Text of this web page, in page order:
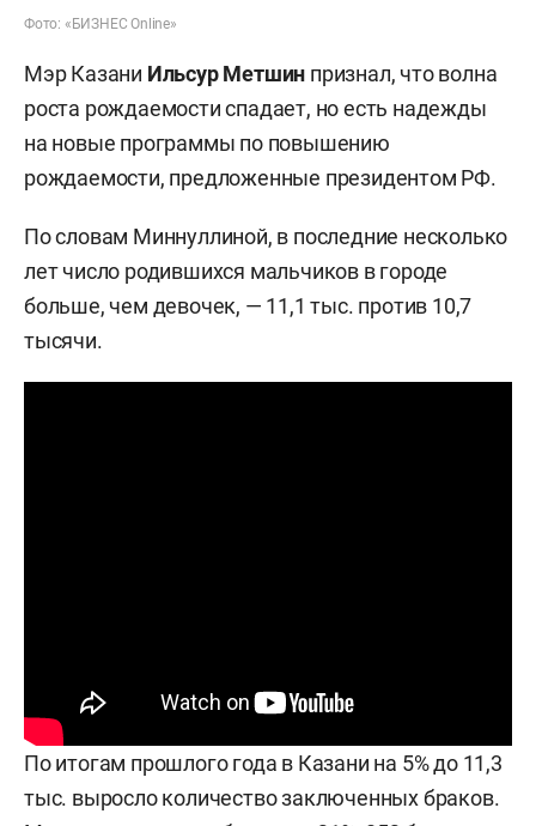
Фото: «БИЗНЕС Online»
Мэр Казани Ильсур Метшин признал, что волна
роста рождаемости спадает, но есть надежды
на новые программы по повышению
рождаемости, предложенные президентом РФ.
По словам Миннуллиной, в последние несколько
лет число родившихся мальчиков в городе
больше, чем девочек, — 11,1 тыс. против 10,7
тысячи.
По итогам прошлого года в Казани на 5% до 11,3
тыс. выросло количество заключенных браков.